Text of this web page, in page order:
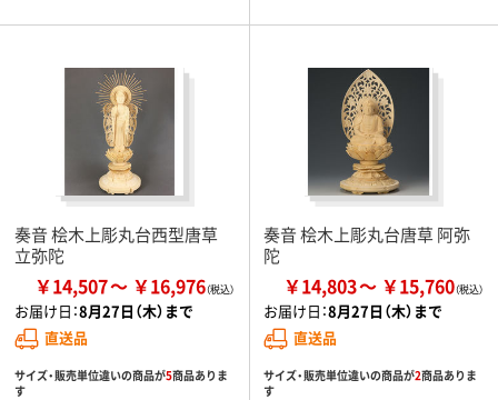
奏音 桧木上彫丸台西型唐草
立弥陀
￥14,507 ￥16,976
お届け日：8月27日（木）まで
直送品
サイズ・販売単位違いの商品が5商品ありま
す
奏音 桧木上彫丸台唐草 阿弥
陀
￥14,803 ￥15,760
お届け日：8月27日（木）まで
直送品
サイズ・販売単位違いの商品が2商品ありま
す